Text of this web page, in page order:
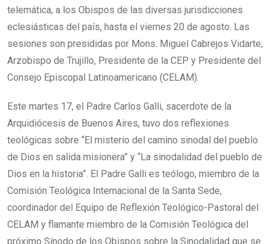
telemática, a los Obispos de las diversas jurisdicciones
eclesiásticas del país, hasta el viernes 20 de agosto. Las
sesiones son presididas por Mons. Miguel Cabrejos Vidarte,
Arzobispo de Trujillo, Presidente de la CEP y Presidente del
Consejo Episcopal Latinoamericano (CELAM).
Este martes 17, el Padre Carlos Galli, sacerdote de la
Arquidiócesis de Buenos Aires, tuvo dos reflexiones
teológicas sobre “El misterio del camino sinodal del pueblo
de Dios en salida misionera” y “La sinodalidad del pueblo de
Dios en la historia”. El Padre Galli es teólogo, miembro de la
Comisión Teológica Internacional de la Santa Sede,
coordinador del Equipo de Reflexión Teológico-Pastoral del
CELAM y flamante miembro de la Comisión Teológica del
próximo Sínodo de los Obispos sobre la Sinodalidad que se